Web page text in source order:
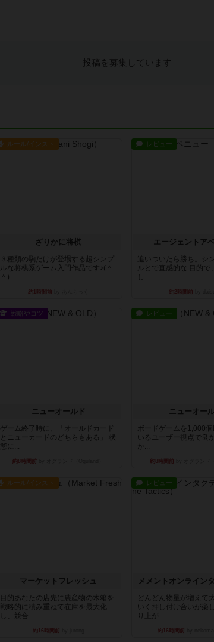
投稿を募集しています
ルール/インスト
ざりかに将棋
３種類の駒だけが登場する超シンプ
ルな将棋系ゲーム入門作品です♪(＾
＾)...
約1時間前
レビュー
エージェントア
追いついたら勝ち。シ
ルとで直感的な 目的で
し...
約2時間前
戦略やコツ
ニューオールド
ゲーム終了時に、「オールドカード
とニューカードのどちらもある」 状
態に...
約8時間前
レビュー
ニューオー
ボードゲームを1,000個
いるユーザー視点で良
か...
約8時間前
ルール/インスト
マーケットフレッシュ
目的あなたの店先に農産物の木箱を
戦略的に積み重ねて在庫を最大化
し、競合...
約16時間前
レビュー
メメントオンライン
どんどん物量が増えて
いく押し付け合いが楽
り上が...
約16時間前